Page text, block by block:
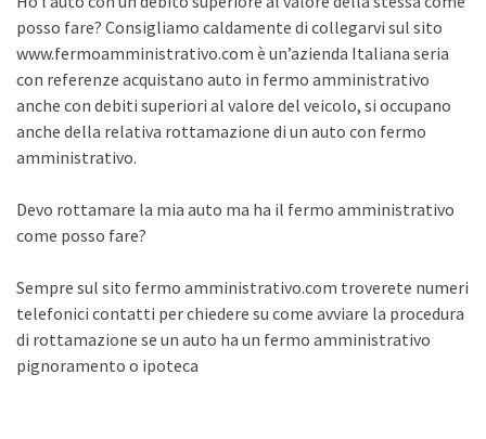
posso fare? Consigliamo caldamente di collegarvi sul sito
www.fermoamministrativo.com è un’azienda Italiana seria
con referenze acquistano auto in fermo amministrativo
anche con debiti superiori al valore del veicolo, si occupano
anche della relativa rottamazione di un auto con fermo
amministrativo.
Devo rottamare la mia auto ma ha il fermo amministrativo
come posso fare?
Sempre sul sito fermo amministrativo.com troverete numeri
telefonici contatti per chiedere su come avviare la procedura
di rottamazione se un auto ha un fermo amministrativo
pignoramento o ipoteca